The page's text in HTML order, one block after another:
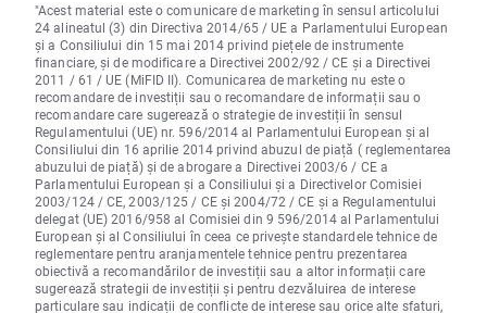
"Acest material este o comunicare de marketing în sensul articolului
24 alineatul (3) din Directiva 2014/65 / UE a Parlamentului European
și a Consiliului din 15 mai 2014 privind piețele de instrumente
financiare, și de modificare a Directivei 2002/92 / CE și a Directivei
2011 / 61 / UE (MiFID II). Comunicarea de marketing nu este o
recomandare de investiții sau o recomandare de informații sau o
recomandare care sugerează o strategie de investiții în sensul
Regulamentului (UE) nr. 596/2014 al Parlamentului European și al
Consiliului din 16 aprilie 2014 privind abuzul de piață ( reglementarea
abuzului de piață) și de abrogare a Directivei 2003/6 / CE a
Parlamentului European și a Consiliului și a Directivelor Comisiei
2003/124 / CE, 2003/125 / CE și 2004/72 / CE și a Regulamentului
delegat (UE) 2016/958 al Comisiei din 9 596/2014 al Parlamentului
European și al Consiliului în ceea ce privește standardele tehnice de
reglementare pentru aranjamentele tehnice pentru prezentarea
obiectivă a recomandărilor de investiții sau a altor informații care
sugerează strategii de investiții și pentru dezvăluirea de interese
particulare sau indicații de conflicte de interese sau orice alte sfaturi,